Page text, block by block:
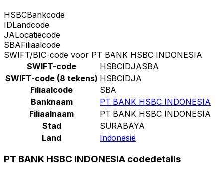
HSBCBankcode
IDLandcode
JALocatiecode
SBAFiliaalcode
SWIFT/BIC-code voor PT BANK HSBC INDONESIA
SWIFT-code
HSBCIDJASBA
SWIFT-code (8 tekens) HSBCIDJA
Filiaalcode
SBA
Banknaam
PT BANK HSBC INDONESIA
Filiaalnaam
PT BANK HSBC INDONESIA
Stad
SURABAYA
Land
Indonesië
PT BANK HSBC INDONESIA codedetails